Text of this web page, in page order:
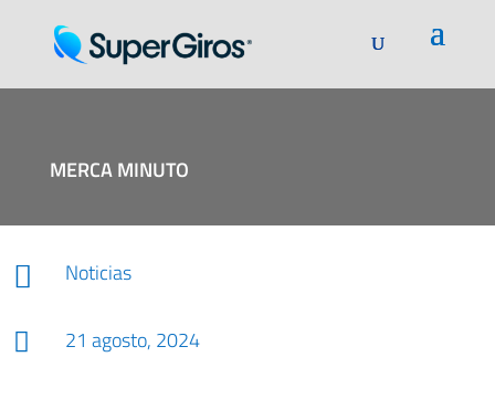
MERCA MINUTO
 Noticias
 21 agosto, 2024